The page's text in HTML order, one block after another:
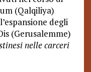
(Qalqiliya)
degli
(Gerusalemme)
nelle carceri